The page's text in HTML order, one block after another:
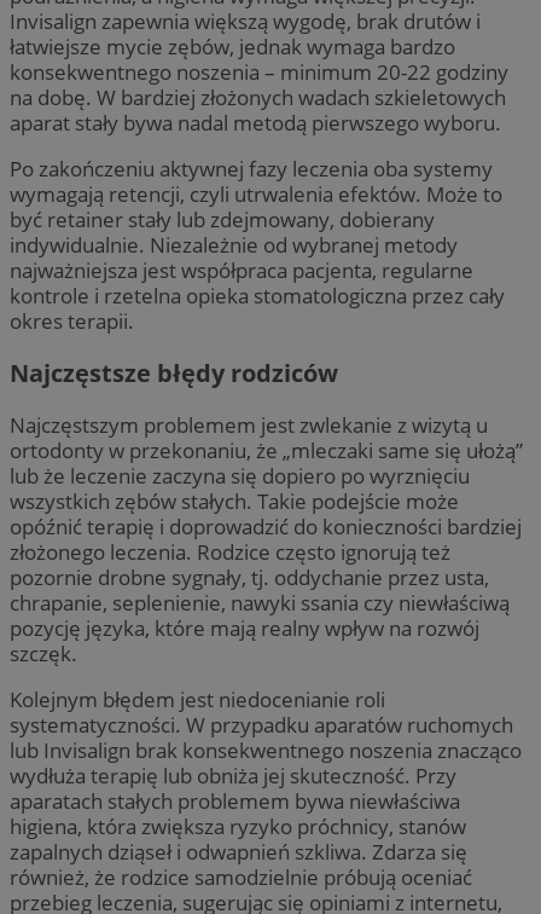
Invisalign zapewnia większą wygodę, brak drutów i
łatwiejsze mycie zębów, jednak wymaga bardzo
konsekwentnego noszenia – minimum 20-22 godziny
na dobę. W bardziej złożonych wadach szkieletowych
aparat stały bywa nadal metodą pierwszego wyboru.
Po zakończeniu aktywnej fazy leczenia oba systemy
wymagają retencji, czyli utrwalenia efektów. Może to
być retainer stały lub zdejmowany, dobierany
indywidualnie. Niezależnie od wybranej metody
najważniejsza jest współpraca pacjenta, regularne
kontrole i rzetelna opieka stomatologiczna przez cały
okres terapii.
Najczęstsze błędy rodziców
Najczęstszym problemem jest zwlekanie z wizytą u
ortodonty w przekonaniu, że „mleczaki same się ułożą”
lub że leczenie zaczyna się dopiero po wyrznięciu
wszystkich zębów stałych. Takie podejście może
opóźnić terapię i doprowadzić do konieczności bardziej
złożonego leczenia. Rodzice często ignorują też
pozornie drobne sygnały, tj. oddychanie przez usta,
chrapanie, seplenienie, nawyki ssania czy niewłaściwą
pozycję języka, które mają realny wpływ na rozwój
szczęk.
Kolejnym błędem jest niedocenianie roli
systematyczności. W przypadku aparatów ruchomych
lub Invisalign brak konsekwentnego noszenia znacząco
wydłuża terapię lub obniża jej skuteczność. Przy
aparatach stałych problemem bywa niewłaściwa
higiena, która zwiększa ryzyko próchnicy, stanów
zapalnych dziąseł i odwapnień szkliwa. Zdarza się
również, że rodzice samodzielnie próbują oceniać
przebieg leczenia, sugerując się opiniami z internetu,